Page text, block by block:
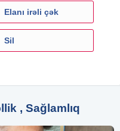
saça aid ən keyfiyyətli
təqdim edirik:
Elanı irəli çək
Sil
, Sağlamlıq